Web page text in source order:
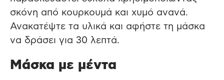
σκόνη από κουρκουμά και χυμό ανανά.
Ανακατέψτε τα υλικά και αφήστε τη μάσκα
να δράσει για 30 λεπτά.
Μάσκα με μέντα